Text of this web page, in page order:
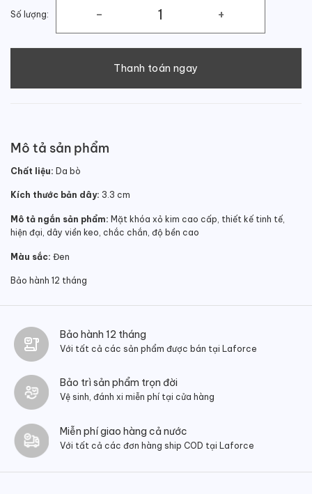
Số lượng:
Dây lưng nam công sở khóa xỏ kim cao cấp số lượng
Thanh toán ngay
Mô tả sản phẩm
Chất liệu: Da bò
Kích thước bản dây: 3.3 cm
Mô tả ngắn sản phẩm: Mặt khóa xỏ kim cao cấp, thiết kế tinh tế,
hiện đại, dây viền keo, chắc chắn, độ bền cao
Màu sắc: Đen
Bảo hành 12 tháng
Bảo hành 12 tháng
Với tất cả các sản phẩm được bán tại Laforce
Bảo trì sản phẩm trọn đời
Vệ sinh, đánh xi miễn phí tại cửa hàng
Miễn phí giao hàng cả nước
Với tất cả các đơn hàng ship COD tại Laforce